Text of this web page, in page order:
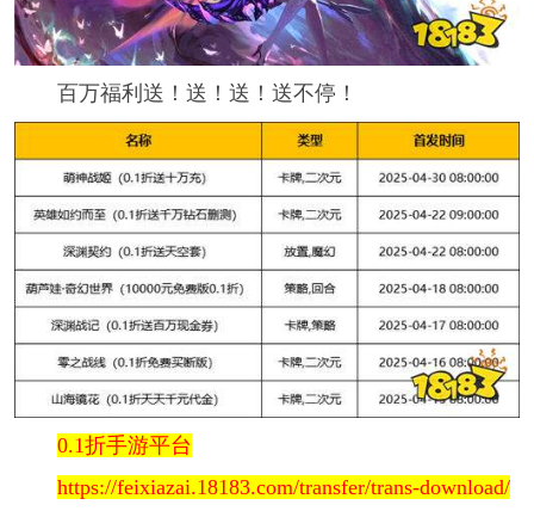
百万福利送！送！送！送不停！
0.1折手游平台
https://feixiazai.18183.com/transfer/trans-download/